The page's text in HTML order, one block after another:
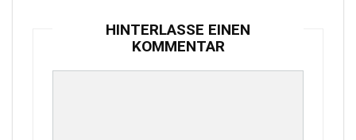
HINTERLASSE EINEN
KOMMENTAR